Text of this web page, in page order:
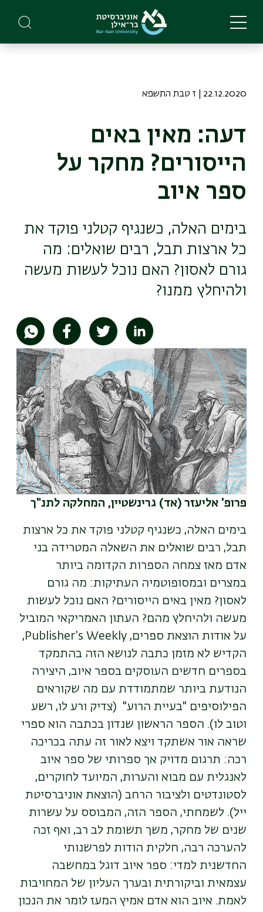
main
22.12.2020 | ז טבת התשפא
דעה: מאין באים
הייסורים? מחקר על
ספר איוב
בימים האלה, כשנגיף קטלני פוקד את
כל ארצות תבל, רבים שואלים: מה
גורם לאסון? האם נוכל לעשות מעשה
ולהיחלץ ממנו?
תמונה
פרופ' אליעזר (אד) גרינשטיין, המחלקה לתנ"ך
בימים האלה, כשנגיף קטלני פוקד את כל ארצות
תבל, רבים שואלים את השאלה המטרידה בני
אדם מאז צמחה הספרות הקדומה ביותר
במצרים ובמסופוטמיה העתיקות: מה גורם
לאסון? מאין באים הייסורים? האם נוכל לעשות
מעשה ולהיחלץ מהם? העתון האמריקאי המוביל
על אודות הוצאת ספרים, Publisher’s Weekly
,
הקדיש לא מזמן כתבה לנושא הזה בהתמקד
בספרים חדשים העוסקים בספר איוב, היצירה
הנודעת ביותר שמתמודדת עם מה שקוראים
הפילוסיפים "בעיית הרוע" (צדיק ורע לו, רשע
וטוב לו). הספר הראשון שנדון בכתבה הוא ספרי
שראה אור אשתקד ויצא לאור זה עתה בכריכה
רכה: תרגום מדויק אך ספרותי של ספר איוב
לאנגלית עם מבוא והערות, המיועד לחוקרים,
לסטונדטים ולציבור הרחב (הוצאת אוניברסיטת
ייל). לשמחתי, הספר הזה, המבוסס על עשרות
שנים של מחקר, משך תשומת לב רב, ואף זכה
להערכה רבה, חלקית הודות לפרשנותי
החדשנית למדי: ספר איוב דוגל במחשבה
עצמאית וביקורתית ובערך העליון של המחויבות
לאמת. איוב הוא אדם אמיץ המעז לומר את הנכון